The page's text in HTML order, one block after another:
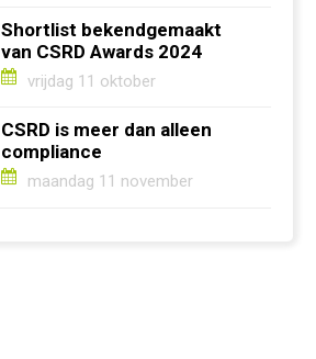
Shortlist bekendgemaakt
van CSRD Awards 2024
vrijdag 11 oktober
CSRD is meer dan alleen
compliance
maandag 11 november